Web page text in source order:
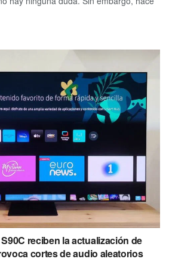
reciben la actualización de
cortes de audio aleatorios